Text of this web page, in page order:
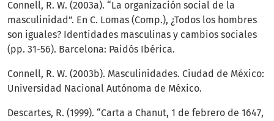
Connell, R. W. (2003a). “La organización social de la
masculinidad”. En C. Lomas (Comp.), ¿Todos los hombres
son iguales? Identidades masculinas y cambios sociales
(pp. 31-56). Barcelona: Paidós Ibérica.
Connell, R. W. (2003b). Masculinidades. Ciudad de México:
Universidad Nacional Autónoma de México.
Descartes, R. (1999). “Carta a Chanut, 1 de febrero de 1647,